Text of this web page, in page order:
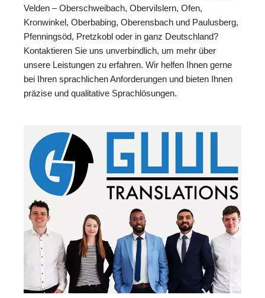
Velden – Oberschweibach, Obervilslern, Ofen,
Kronwinkel, Oberbabing, Oberensbach und Paulusberg,
Pfenningsöd, Pretzkobl oder in ganz Deutschland?
Kontaktieren Sie uns unverbindlich, um mehr über
unsere Leistungen zu erfahren. Wir helfen Ihnen gerne
bei Ihren sprachlichen Anforderungen und bieten Ihnen
präzise und qualitative Sprachlösungen.